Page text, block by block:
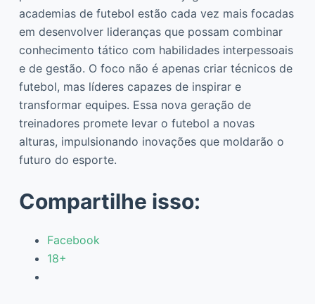
academias de futebol estão cada vez mais focadas
em desenvolver lideranças que possam combinar
conhecimento tático com habilidades interpessoais
e de gestão. O foco não é apenas criar técnicos de
futebol, mas líderes capazes de inspirar e
transformar equipes. Essa nova geração de
treinadores promete levar o futebol a novas
alturas, impulsionando inovações que moldarão o
futuro do esporte.
Compartilhe isso:
Facebook
18+